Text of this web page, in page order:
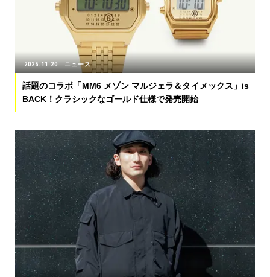
2025.11.20 ニュース
話題のコラボ「MM6 メゾン マルジェラ＆タイメックス」is
BACK！クラシックなゴールド仕様で発売開始